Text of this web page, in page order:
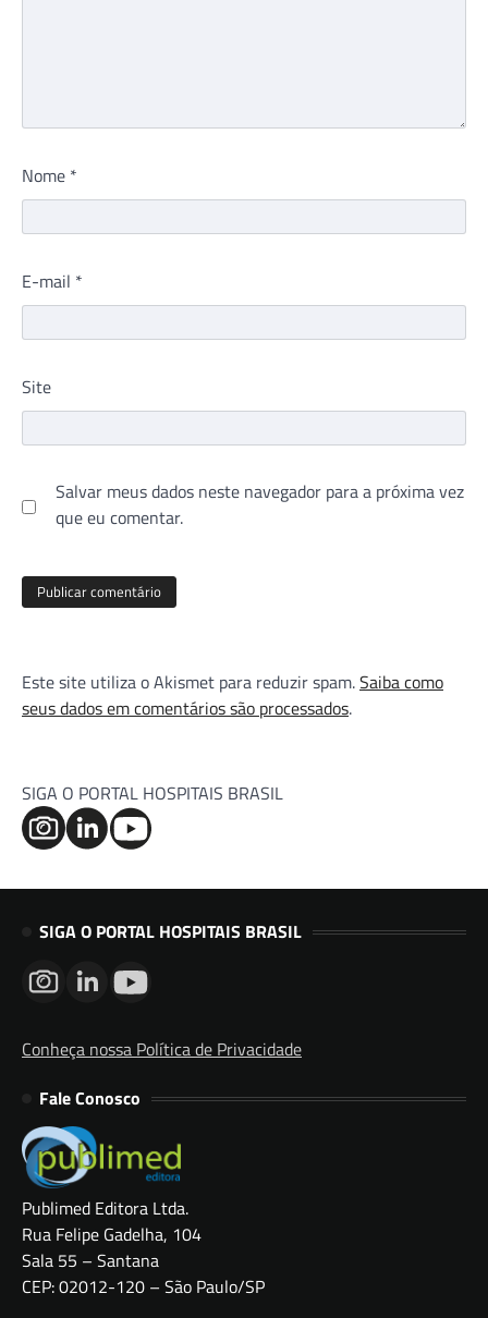
Nome *
E-mail *
Site
Salvar meus dados neste navegador para a próxima vez
que eu comentar.
Este site utiliza o Akismet para reduzir spam.Saiba como
seus dados em comentários são processados.
SIGA O PORTAL HOSPITAIS BRASIL
SIGA O PORTAL HOSPITAIS BRASIL
Conheça nossa Política de Privacidade
Fale Conosco
Publimed Editora Ltda.
Rua Felipe Gadelha, 104
Sala 55 – Santana
CEP: 02012-120 – São Paulo/SP